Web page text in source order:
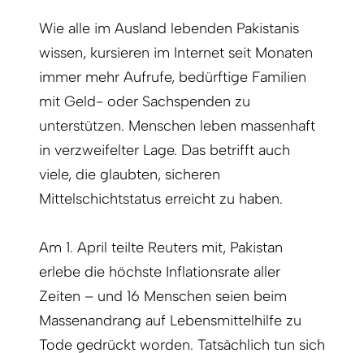
Wie alle im Ausland lebenden Pakistanis
wissen, kursieren im Internet seit Monaten
immer mehr Aufrufe, bedürftige Familien
mit Geld- oder Sachspenden zu
unterstützen. Menschen leben massenhaft
in verzweifelter Lage. Das betrifft auch
viele, die glaubten, sicheren
Mittelschichtstatus erreicht zu haben.
Am 1. April teilte Reuters mit, Pakistan
erlebe die höchste Inflationsrate aller
Zeiten – und 16 Menschen seien beim
Massenandrang auf Lebensmittelhilfe zu
Tode gedrückt worden. Tatsächlich tun sich